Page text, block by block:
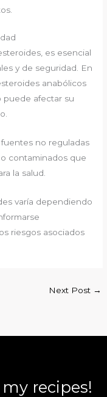
es esencial
y de seguridad. En
anabólicos
puede afectar su
no reguladas
contaminados que
la salud.
varía dependiendo
riesgos asociados
Next Post →
recipes!